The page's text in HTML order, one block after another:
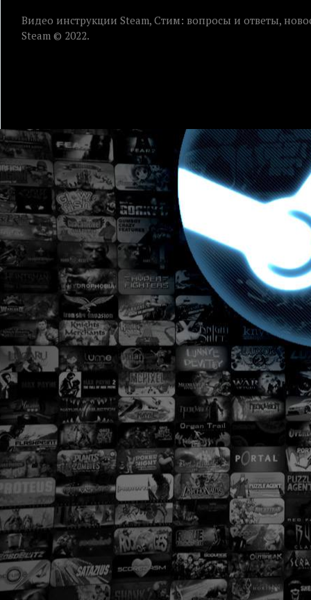
Видео инструкции Steam, Стим: вопросы и ответы,
Steam © 2022.